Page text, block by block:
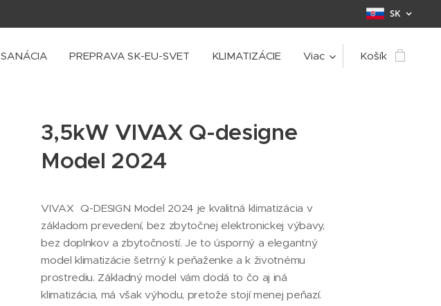
SK
SANÁCIA PREPRAVA SK-EU-SVET KLIMATIZÁCIE Viac Košík
3,5kW VIVAX Q-designe
Model 2024
VIVAX Q-DESIGN Model 2024 je kvalitná klimatizácia v
základom prevedení, bez zbytočnej elektronickej výbavy,
bez doplnkov a zbytočností. Je to úsporný a elegantný
model klimatizácie šetrný k peňaženke a k životnému
prostrediu. Základný model vám dodá to čo aj iná
klimatizácia, má však výhodu, pretože stojí menej peňazí.